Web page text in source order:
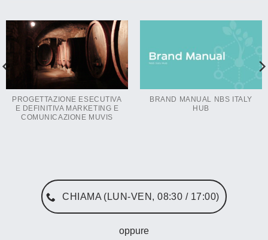
PROGETTAZIONE ESECUTIVA
E DEFINITIVA MARKETING E
COMUNICAZIONE MUVIS
BRAND MANUAL NBS ITALY
HUB
CHIAMA (LUN-VEN, 08:30 / 17:00)
oppure